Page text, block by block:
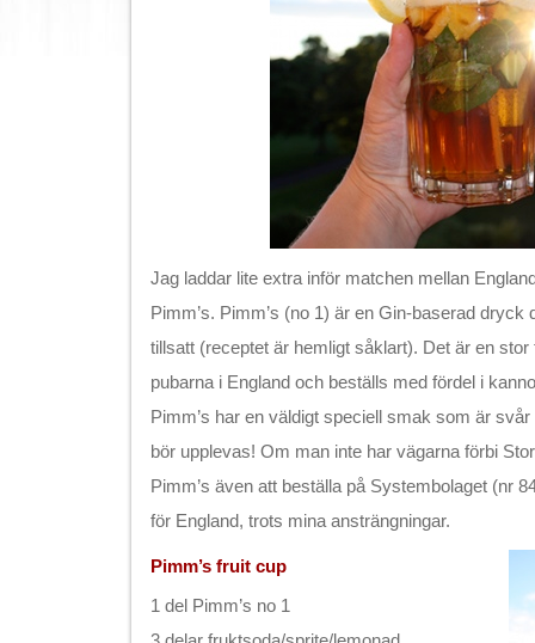
Jag laddar lite extra inför matchen mellan
Pimm’s. Pimm’s (no 1) är en Gin-baserad dryck
tillsatt (receptet är hemligt såklart). Det är en
pubarna i England och beställs med fördel i
Pimm’s har en väldigt speciell smak som är
bör upplevas! Om man inte har vägarna förbi
Pimm’s även att beställa på Systembolaget (nr
för England, trots mina ansträngningar.
Pimm’s fruit cup
1 del Pimm’s no 1